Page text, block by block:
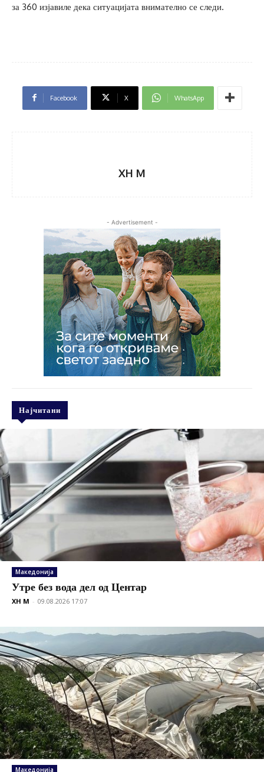
за 360 изјавиле дека ситуацијата внимателно се следи.
Facebook X WhatsApp
XH M
- Advertisement -
Најчитани
Македонија
Утре без вода дел од Центар
XH M - 09.08.2026 17:07
Македонија